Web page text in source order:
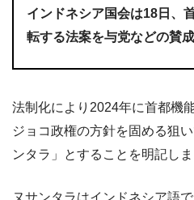
インドネシア国会は18日、
転する法案を与党などの賛
法制化により2024年に首都機
ジョコ政権の方針を固める狙
ンタラ」とすることを明記しま
ヌサンタラはインドネシア語